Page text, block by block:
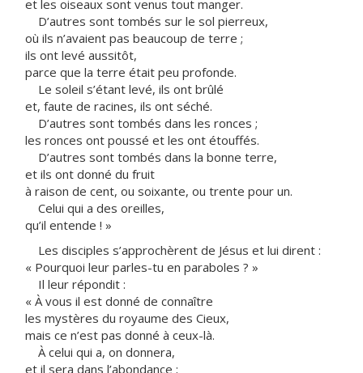
et les oiseaux sont venus tout manger.
D’autres sont tombés sur le sol pierreux,
où ils n’avaient pas beaucoup de terre ;
ils ont levé aussitôt,
parce que la terre était peu profonde.
Le soleil s’étant levé, ils ont brûlé
et, faute de racines, ils ont séché.
D’autres sont tombés dans les ronces ;
les ronces ont poussé et les ont étouffés.
D’autres sont tombés dans la bonne terre,
et ils ont donné du fruit
à raison de cent, ou soixante, ou trente pour un.
Celui qui a des oreilles,
qu’il entende ! »
Les disciples s’approchèrent de Jésus et lui dirent :
« Pourquoi leur parles-tu en paraboles ? »
Il leur répondit :
« À vous il est donné de connaître
les mystères du royaume des Cieux,
mais ce n’est pas donné à ceux-là.
À celui qui a, on donnera,
et il sera dans l’abondance ;